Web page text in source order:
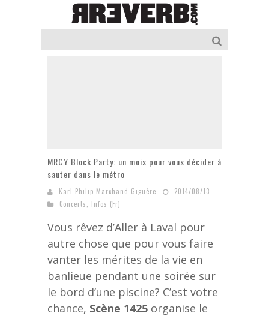
MRCY Block Party: un mois pour vous décider à
sauter dans le métro
Karl-Philip Marchand Giguère
2014/08/13
Concerts
Infos (Fr)
Vous rêvez d’Aller à Laval pour
autre chose que pour vous faire
vanter les mérites de la vie en
banlieue pendant une soirée sur
le bord d’une piscine? C’est votre
chance, Scène 1425 organise le